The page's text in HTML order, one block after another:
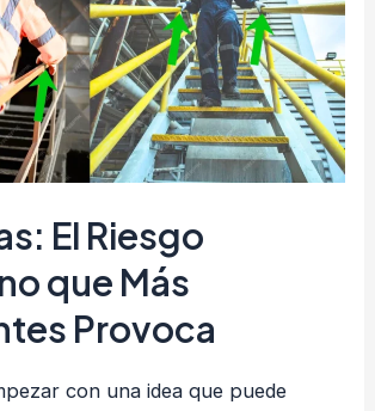
El Riesgo
que Más
Provoca
con una idea que puede